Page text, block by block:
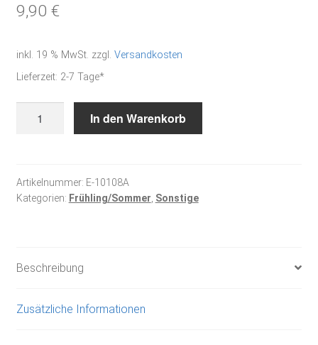
9,90 €
inkl. 19 % MwSt. zzgl. Versandkosten
Lieferzeit: 2-7 Tage*
Schule
-
In den Warenkorb
Artikelnummer: E-10108A
Kategorien: Frühling/Sommer Sonstige
Beschreibung
Zusätzliche Informationen